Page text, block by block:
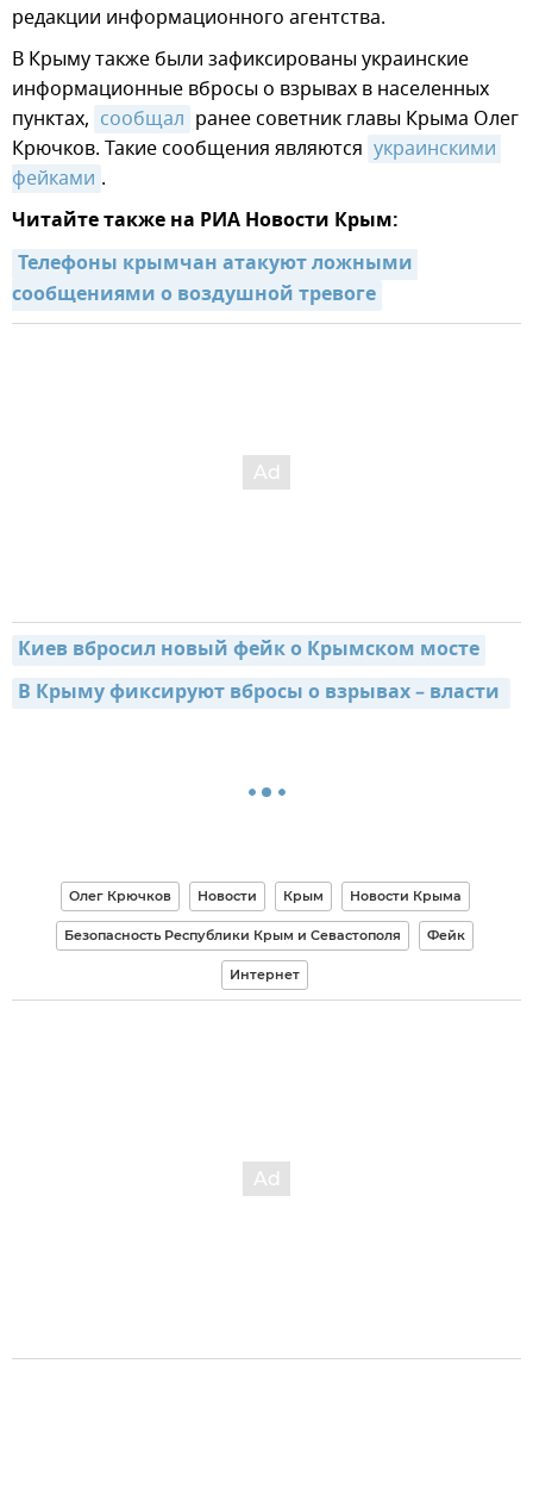
редакции информационного агентства.
В Крыму также были зафиксированы украинские
информационные вбросы о взрывах в населенных
пунктах, сообщал ранее советник главы Крыма Олег
Крючков. Такие сообщения являются украинскими
фейками .
Читайте также на РИА Новости Крым:
Телефоны крымчан атакуют ложными
сообщениями о воздушной тревоге
Киев вбросил новый фейк о Крымском мосте
В Крыму фиксируют вбросы о взрывах – власти
Олег Крючков Новости Крым Новости Крыма
Безопасность Республики Крым и Севастополя Фейк
Интернет